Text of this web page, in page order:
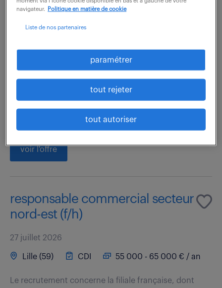
ingénieur antennes (f/h)
29 juillet 2026
Rosult (59) CDI 45 000 - 55 000 € / an
Rattaché(e) au département Innovation, vous
apportez votre expertise technique à chaque étape
de la vie des produits, du support commercial à la
mise en production. Vos missions s'articulent...
voir l'offre
responsable commercial secteur
nord-est (f/h)
27 juillet 2026
Lille (59) CDI 55 000 - 65 000 € / an
Le recrutement concerne la filiale française, dont
navigateur.
Politique en matière de cookie
Liste de nos partenaires
paramétrer
tout rejeter
tout autoriser